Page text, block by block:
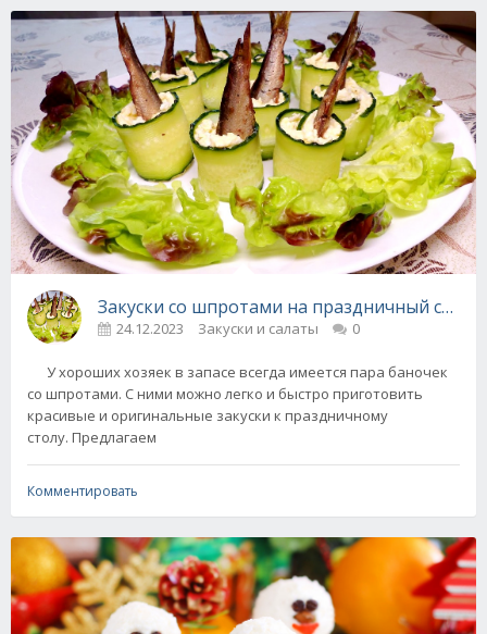
Закуски со шпротами на праздничный стол
24.12.2023 Закуски и салаты 0
У хороших хозяек в запасе всегда имеется пара баночек
со шпротами. С ними можно легко и быстро приготовить
красивые и оригинальные закуски к праздничному
столу. Предлагаем
Комментировать